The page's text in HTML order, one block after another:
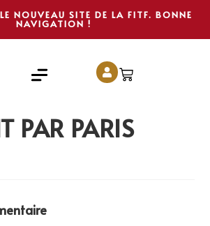
NOUVEAU SITE DE LA FITF. BONNE
NAVIGATION !
PAR PARIS